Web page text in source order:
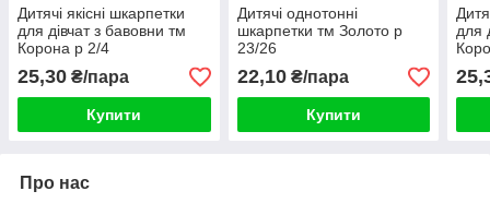
Дитячі якісні шкарпетки
для дівчат з бавовни тм
Корона р 2/4
25,30 ₴/пара
Купити
Дитячі однотонні
шкарпетки тм Золото р
23/26
22,10₴/пара
Купити
для
Про нас